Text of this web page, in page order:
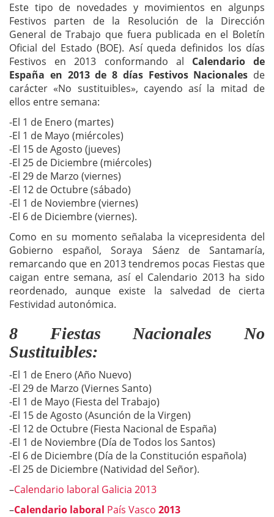
Este tipo de novedades y movimientos en algunps
Festivos parten de la Resolución de la Dirección
General de Trabajo que fuera publicada en el Boletín
Oficial del Estado (BOE). Así queda definidos los días
Festivos en 2013 conformando al Calendario de
España en 2013 de 8 días Festivos Nacionales de
carácter «No sustituibles», cayendo así la mitad de
ellos entre semana:
-El 1 de Enero (martes)
-El 1 de Mayo (miércoles)
-El 15 de Agosto (jueves)
-El 25 de Diciembre (miércoles)
-El 29 de Marzo (viernes)
-El 12 de Octubre (sábado)
-El 1 de Noviembre (viernes)
-El 6 de Diciembre (viernes).
Como en su momento señalaba la vicepresidenta del
Gobierno español, Soraya Sáenz de Santamaría,
remarcando que en 2013 tendremos pocas Fiestas que
caigan entre semana, así el Calendario 2013 ha sido
reordenado, aunque existe la salvedad de cierta
Festividad autonómica.
8 Fiestas Nacionales No
Sustituibles:
-El 1 de Enero (Año Nuevo)
-El 29 de Marzo (Viernes Santo)
-El 1 de Mayo (Fiesta del Trabajo)
-El 15 de Agosto (Asunción de la Virgen)
-El 12 de Octubre (Fiesta Nacional de España)
-El 1 de Noviembre (Día de Todos los Santos)
-El 6 de Diciembre (Día de la Constitución española)
-El 25 de Diciembre (Natividad del Señor).
–Calendario laboral Galicia 2013
–Calendario laboral País Vasco 2013